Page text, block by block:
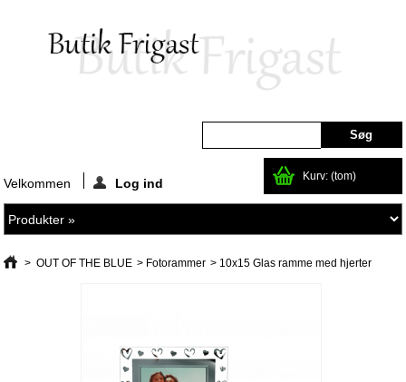
Kurv: (tom)
Velkommen Log ind
> OUT OF THE BLUE > Fotorammer > 10x15 Glas ramme med hjerter